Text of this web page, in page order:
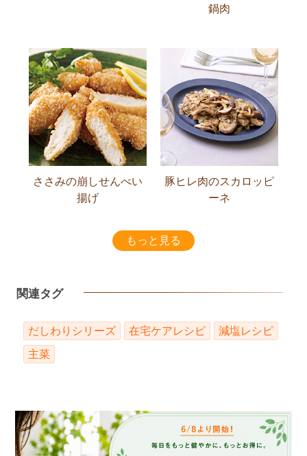
鍋肉
ささみの崩しせんべい
揚げ
豚ヒレ肉のスカロッピ
ーネ
もっと見る
関連タグ
だしわりシリーズ 在宅ケアレシピ
減塩レシピ
主菜